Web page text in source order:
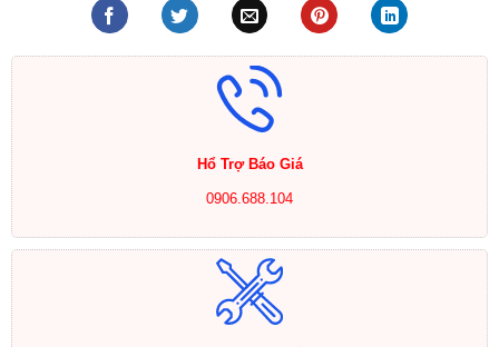
Hổ Trợ Báo Giá
0906.688.104